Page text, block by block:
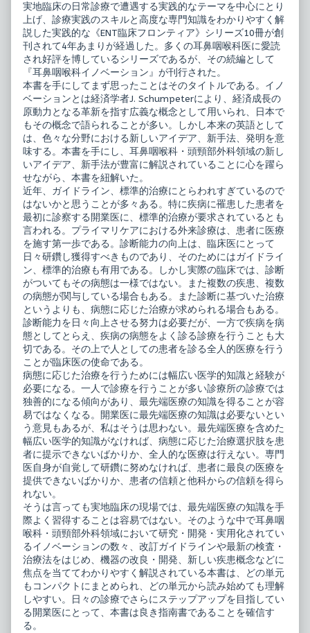
喉
科
イ
ノ
ベ
ー
シ
ョ
ン
－
最
新
の
治
療・
診
断・
疾
患
概
念
published
on
ン
テ
ィ
ア
耳
鼻
咽
喉
科
イ
ノ
ベ
ー
シ
ョ
ン
－
最
新
の
治
療・
診
断・
疾
患
概
念,
実地臨床の日常診療で遭遇する実践的なテーマを中心にとり
上げ、診療実践のスキルと高度な専門知識をわかりやすく解
説した実践的な《ENT臨床フロンティア》シリーズ10冊が創
刊されて4年あまりが経過した。多くの耳鼻咽喉科医に愛読
され好評を博しているシリーズであるが、その続編として
『耳鼻咽喉科イノベーション』が刊行された。
本書を手にしてまず思ったことはそのタイトルである。イノ
ベーションとは経済学者J. Schumpeterにより、経済成長の
原動力となる革新を指す広義な概念として用いられ、日本で
もその概念で語られることが多い。しかし本来の英語として
は、色々な分野における新しいアイデア、新手法、発明を意
味する。本書を手にし、耳鼻咽喉科・頭頸部外科領域の新し
いアイデア、新手法が豊富に解説されていることに心を躍ら
せながら、本書を紐解いた。
近年、ガイドライン、標準的治療にとらわれすぎているので
はないかと思うことが多々ある。特に疾病に罹患した患者を
最初に診察する開業医に、標準的治療が要求されているとも
言われる。プライマリケアにおける外来診療は、患者に医療
を施す第一歩である。診断能力の向上は、臨床医にとって
日々研鑽し獲得すべきものであり、そのためにはガイドライ
ン、標準的治療も有用である。しかし実際の臨床では、診断
がついてもその病態は一様ではない。また複数の疾患、複数
の病態が関与している場合もある。また診断に基づいた治療
というよりも、病態に応じた治療が求められる場合もある。
診断能力を日々向上させる努力は必要だが、一方で疾病を病
態としてとらえ、疾病の病態をよく診る診療を行うことも大
切である。その上で人としての患者を診る全人的医療を行う
ことが臨床医の使命である。
病態に応じた治療を行うためには幅広い医学的知識と経験が
必要になる。一人で診療を行うことが多い診療所の診療では
独善的になる傾向があり、最先端医療の知識を得ることが容
易ではなくなる。開業医に最先端医療の知識は必要ないとい
う意見もあるが、私はそうは思わない。最先端医療を含めた
幅広い医学的知識がなければ、病態に応じた治療選択肢を患
者に提示できないばかりか、全人的な医療は行えない。専門
医自身が自覚して研鑽に努めなければ、患者に最良の医療を
提供できないばかりか、患者の信頼と他科からの信頼を得ら
れない。
そうは言っても実地臨床の現場では、最先端医療の知識を手
際よく習得することは容易ではない。そのような中で耳鼻咽
喉科・頭頸部外科領域において研究・開発・実用化されてい
るイノベーションの数々、改訂ガイドラインや最新の検査・
治療法をはじめ、機器の改良・開発、新しい疾患概念などに
焦点を当ててわかりやすく解説されている本書は、どの単元
もコンパクトにまとめられ、どの単元から読み始めても理解
しやすい。日々の診療でさらにステップアップを目指してい
る開業医にとって、本書は良き指南書であることを確信す
る。